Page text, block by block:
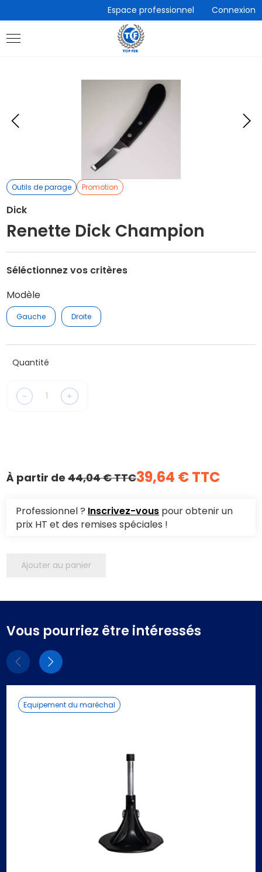
directement
au
contenu
Espace professionnel Connexion
Outils de parage Promotion
Dick
Renette Dick Champion
Séléctionnez vos critères
Modèle
Gauche Droite
Quantité
- +
À partir de44,04 € TTC39,64 € TTC
Professionnel ? Inscrivez-vous pour obtenir un
prix HT et des remises spéciales !
Ajouter au panier
Vous pourriez être intéressés
ElémentsEléments
Equipement du maréchal